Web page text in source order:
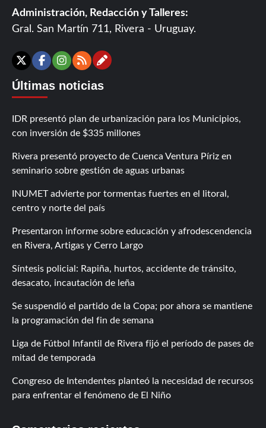
Administración, Redacción y Talleres:
Gral. San Martín 711, Rivera - Uruguay.
X Facebook
Instagram
RSSContáctanos
Últimas noticias
IDR presentó plan de urbanización para los Municipios,
con inversión de $335 millones
Rivera presentó proyecto de Cuenca Ventura Píriz en
seminario sobre gestión de aguas urbanas
INUMET advierte por tormentas fuertes en el litoral,
centro y norte del país
Presentaron informe sobre educación y afrodescendencia
en Rivera, Artigas y Cerro Largo
Síntesis policial: Rapiña, hurtos, accidente de tránsito,
desacato, incautación de leña
Se suspendió el partido de la Copa; por ahora se mantiene
la programación del fin de semana
Liga de Fútbol Infantil de Rivera fijó el período de pases de
mitad de temporada
Congreso de Intendentes planteó la necesidad de recursos
para enfrentar el fenómeno de El Niño